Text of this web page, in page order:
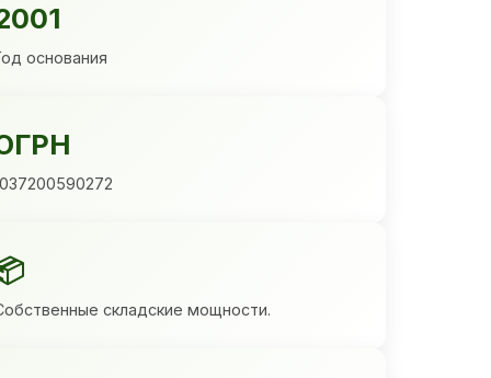
основания
складские мощности.